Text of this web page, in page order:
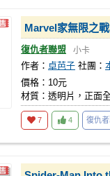
Marvel家無限之
復仇者聯盟 小卡
作者： 卓芭子 社團：
價格：10元
材質：透明片，正面
7 4 復仇